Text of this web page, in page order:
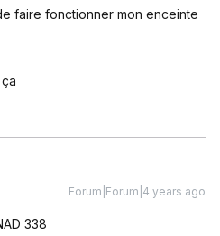
faire fonctionner mon enceinte
Forum|Forum|4 years ago
338